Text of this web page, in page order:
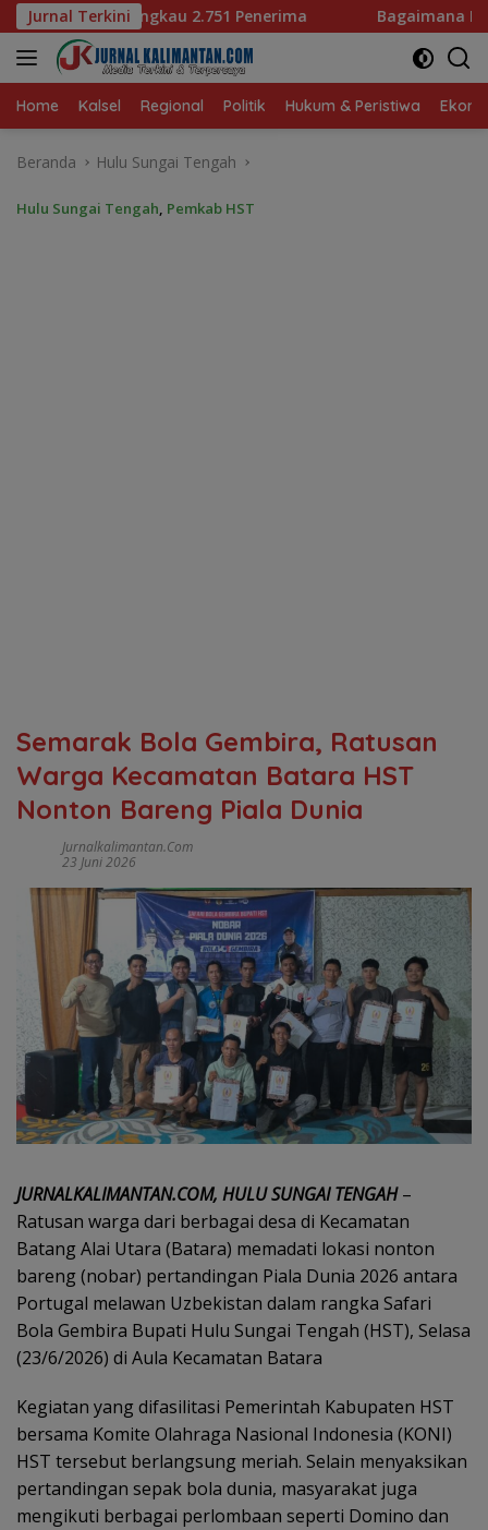
Langsung
ke
konten
Jurnal Terkini
Penerima Bagaimana KIP Hadapi Deepfake dan
Home Kalsel Regional Politik Hukum & Peristiwa
Beranda Hulu Sungai Tengah
Hulu Sungai Tengah, Pemkab HST
Semarak Bola Gembira, Ratusan
Warga Kecamatan Batara HST
Nonton Bareng Piala Dunia
Jurnalkalimantan.com
23 Juni 2026
JURNALKALIMANTAN.COM, HULU SUNGAI TENGAH–
Ratusan warga dari berbagai desa di Kecamatan
Batang Alai Utara (Batara) memadati lokasi nonton
bareng (nobar) pertandingan Piala Dunia 2026 antara
Portugal melawan Uzbekistan dalam rangka Safari
Bola Gembira Bupati Hulu Sungai Tengah (HST), Selasa
(23/6/2026) di Aula Kecamatan Batara
Kegiatan yang difasilitasi Pemerintah Kabupaten HST
bersama Komite Olahraga Nasional Indonesia (KONI)
HST tersebut berlangsung meriah. Selain menyaksikan
pertandingan sepak bola dunia, masyarakat juga
mengikuti berbagai perlombaan seperti Domino dan